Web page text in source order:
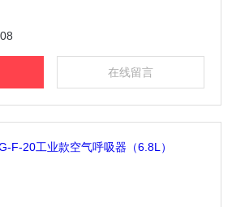
阀使得呼气阻力明显降低； 配有传
使用对讲机），配有快松扳扣系统，头
； 配有口.，降低面罩内呼出
在线留言